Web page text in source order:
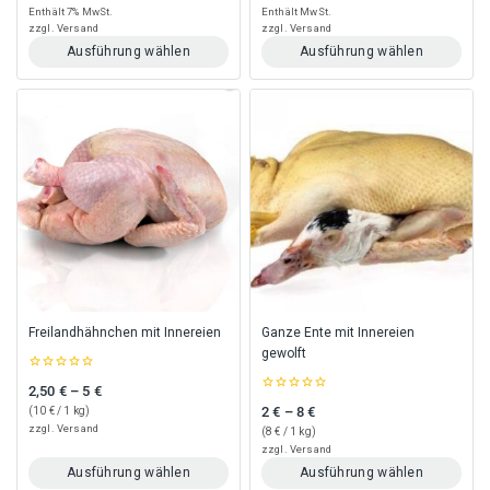
of
Enthält 7% MwSt.
zzgl. Versand
Ausführung wählen
Dieses
mehrere
Varianten
auf.
Die
Optionen
können
auf
gewählt
of
Enthält MwSt.
zzgl. Versand
Ausführung wählen
Dieses
mehrere
Varianten
auf.
Die
Optionen
können
auf
der
gewählt
werden
Freilandhähnchen mit Innereien
out
of
5
2,50 € – 5 €Preisspanne: 2,50 € bis 5 €
(10 €/ 1 kg)
zzgl. Versand
Ausführung wählen
Ganze Ente mit Innereien
gewolft
out
of
5
2€ – 8€Preisspanne: 2 € bis 8 €
(8€ / 1 kg)
zzgl. Versand
Ausführung wählen